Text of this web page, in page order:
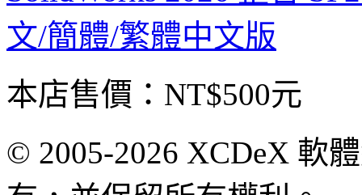
文/簡體/繁體中文版
本店售價： NT$500元
© 2005-2026 XCDeX 軟